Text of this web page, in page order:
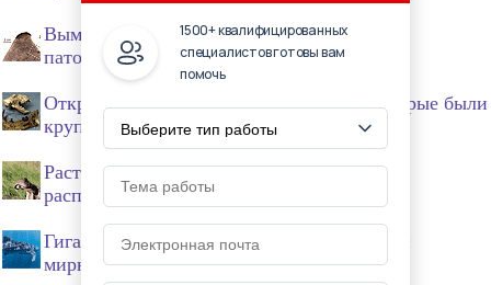
Вымирание мамонтов ускорили болезни и
патологии скелетной системы
Открыт новый вид древних «кошек», которые были
крупнее белых медведей
Растения помогли древним бегемотам
распространиться по Африке
Гигантские наутилоидеи эндоцериды были
мирными фильтраторами
1500+ квалифицированных
специалистов готовы вам
помочь